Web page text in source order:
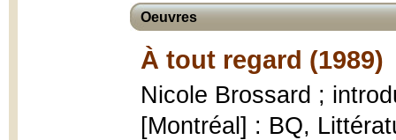
Oeuvres
À tout regard (1989)
Nicole Brossard ;
[Montréal] : BQ,